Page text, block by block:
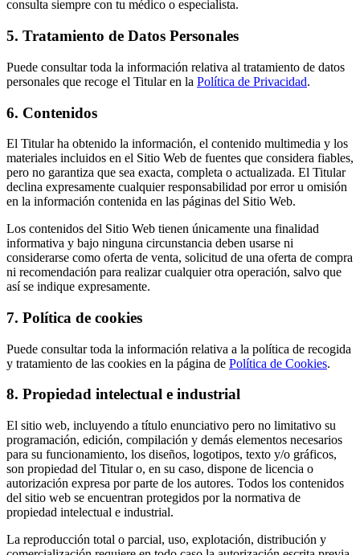
consulta siempre con tu médico o especialista.
5. Tratamiento de Datos Personales
Puede consultar toda la información relativa al tratamiento de datos
personales que recoge el Titular en la Política de Privacidad.
6. Contenidos
El Titular ha obtenido la información, el contenido multimedia y los
materiales incluidos en el Sitio Web de fuentes que considera fiables,
pero no garantiza que sea exacta, completa o actualizada. El Titular
declina expresamente cualquier responsabilidad por error u omisión
en la información contenida en las páginas del Sitio Web.
Los contenidos del Sitio Web tienen únicamente una finalidad
informativa y bajo ninguna circunstancia deben usarse ni
considerarse como oferta de venta, solicitud de una oferta de compra
ni recomendación para realizar cualquier otra operación, salvo que
así se indique expresamente.
7. Política de cookies
Puede consultar toda la información relativa a la política de recogida
y tratamiento de las cookies en la página de Política de Cookies.
8. Propiedad intelectual e industrial
El sitio web, incluyendo a título enunciativo pero no limitativo su
programación, edición, compilación y demás elementos necesarios
para su funcionamiento, los diseños, logotipos, texto y/o gráficos,
son propiedad del Titular o, en su caso, dispone de licencia o
autorización expresa por parte de los autores. Todos los contenidos
del sitio web se encuentran protegidos por la normativa de
propiedad intelectual e industrial.
La reproducción total o parcial, uso, explotación, distribución y